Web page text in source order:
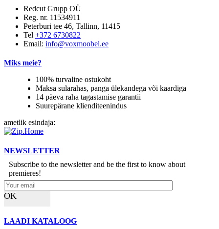
Redcut Grupp OÜ
Reg. nr. 11534911
Peterburi tee 46, Tallinn, 11415
Tel +372 6730822
Email: info@voxmoobel.ee
Miks meie?
100% turvaline ostukoht
Maksa sularahas, panga ülekandega või kaardiga
14 päeva raha tagastamise garantii
Suurepärane klienditeenindus
ametlik esindaja:
NEWSLETTER
Subscribe to the newsletter and be the first to know about
premieres!
OK
LAADI KATALOOG